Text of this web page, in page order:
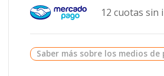
12 cuotas sin
Saber más sobre los medios de